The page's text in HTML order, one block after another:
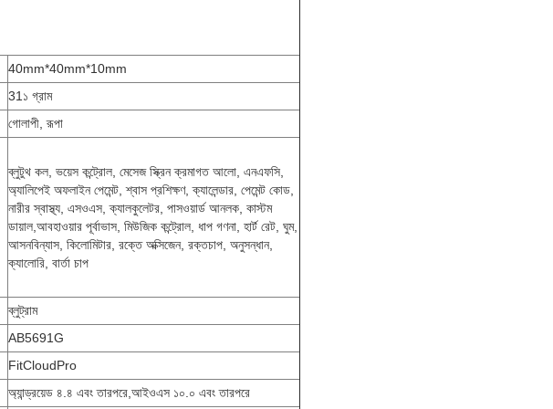
40mm*40mm*10mm
31১ গ্রাম
গোলাপী, রূপা
ব্লুটুথ কল, ভয়েস কন্ট্রোল, মেসেজ স্ক্রিন ক্রমাগত আলো, এনএফসি,
অ্যালিপেই অফলাইন পেমেন্ট, শ্বাস প্রশিক্ষণ, ক্যালেন্ডার, পেমেন্ট কোড,
নারীর স্বাস্থ্য, এসওএস, ক্যালকুলেটর, পাসওয়ার্ড আনলক, কাস্টম
ডায়াল,আবহাওয়ার পূর্বাভাস, মিউজিক কন্ট্রোল, ধাপ গণনা, হার্ট রেট, ঘুম,
আসনবিন্যাস, কিলোমিটার, রক্তে অক্সিজেন, রক্তচাপ, অনুসন্ধান,
ক্যালোরি, বার্তা চাপ
ব্লুট্রাম
AB5691G
FitCloudPro
অ্যান্ড্রয়েড ৪.৪ এবং তারপরে,আইওএস ১০.০ এবং তারপরে